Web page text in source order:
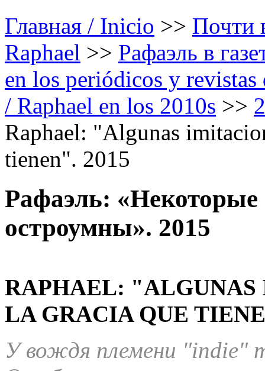
Главная / Inicio >> Почти
Raphael >> Рафаэль в
en los periódicos y
/ Raphael en los 2010s >>
Raphael: "Algunas
tienen". 2015
Рафаэль:
остроумны». 2015
RAPHAEL:
LA GRACIA QUE
У вождя племени "indie"